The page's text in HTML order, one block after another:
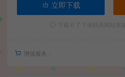
立即下载
增值服务：